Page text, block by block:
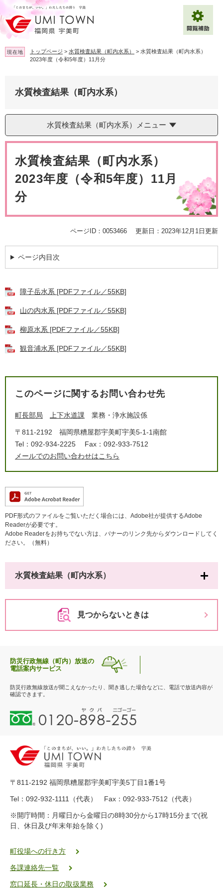
ー
ジ
の
先
頭
ニ
ュ
ー
を
飛
背景色変更 白 黒
Multilingual（English・中文・한글）
現在地 トップページ > 水質検査結果（町内水系） > 水質検査結果（町内水系）
2023年度（令和5年度）11月分
水質検査結果（町内水系）
水質検査結果（町内水系）メニュー
水質検査結果（町内水系）
2023年度（令和5年度）11月
分
ページID：0053466 更新日：2023年12月1日更新
ページ内目次
障子岳水系 [PDFファイル／55KB]
山の内水系 [PDFファイル／55KB]
柳原水系 [PDFファイル／55KB]
観音浦水系 [PDFファイル／55KB]
このページに関するお問い合わせ先
町長部局 上下水道課 業務・浄水施設係
〒811-2192
福岡県糟屋郡宇美町宇美5-1-1南館
Tel：092-934-2225
Fax：092-933-7512
メールでのお問い合わせはこちら
PDF形式のファイルをご覧いただく場合には、Adobe社が提供するAdobe
Readerが必要です。
Adobe Readerをお持ちでない方は、バナーのリンク先からダウンロードしてく
ださい。（無料）
水質検査結果（町内水系）
見つからないときは
防災行政無線（町内）放送の
電話案内サービス
防災行政無線放送が聞こえなかったり、聞き逃した場合などに、電話で放送内容が
確認できます。
0
1
-
8
-
5
5
ク
二
ゴ
〒811-2192 福岡県糟屋郡宇美町宇美5丁目1番1号
Tel：092-932-1111（代表） Fax：092-933-7512（代表）
※開庁時間：月曜日から金曜日の8時30分から17時15分まで(祝
日、休日及び年末年始を除く)
町役場への行き方
各課連絡先一覧
窓口延長・休日の取扱業務